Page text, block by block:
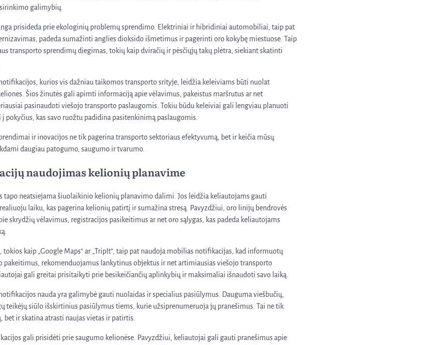
galimybių.
prisideda prie ekologinių problemų sprendimo. Elektriniai ir hibridiniai automobiliai, taip pat
padeda sumažinti anglies dioksido išmetimus ir pagerinti oro kokybę miestuose. Taip
transporto sprendimų diegimas, tokių kaip dviračių ir pėsčiųjų takų plėtra, siekiant skatinti
kurios vis dažniau taikomos transporto srityje, leidžia keleiviams būti nuolat
Šios žinutės gali apimti informaciją apie vėlavimus, pakeistus maršrutus ar net
pasinaudoti viešojo transporto paslaugomis. Tokiu būdu keleiviai gali lengviau planuoti
pokyčius, kas savo ruožtu padidina pasitenkinimą paslaugomis.
ir inovacijos ne tik pagerina transporto sektoriaus efektyvumą, bet ir keičia mūsų
daugiau patogumo, saugumo ir tvarumo.
naudojimas kelionių planavime
neatsiejama šiuolaikinio kelionių planavimo dalimi. Jos leidžia keliautojams gauti
laiku, kas pagerina kelionių patirtį ir sumažina stresą. Pavyzdžiui, oro linijų bendrovės
skrydžių vėlavimus, registracijos pasikeitimus ar net oro sąlygas, kas padeda keliautojams
tokios kaip „Google Maps“ ar „TripIt“, taip pat naudoja mobilias notifikacijas, kad informuotų
pakeitimus, rekomenduojamus lankytinus objektus ir net artimiausias viešojo transporto
gali greitai prisitaikyti prie besikeičiančių aplinkybių ir maksimaliai išnaudoti savo laiką.
nauda yra galimybė gauti nuolaidas ir specialius pasiūlymus. Dauguma viešbučių,
teikėjų siūlo išskirtinius pasiūlymus tiems, kurie užsiprenumeruoja jų pranešimus. Tai ne tik
bet ir skatina atrasti naujas vietas ir patirtis.
gali prisidėti prie saugumo kelionėse. Pavyzdžiui, keliautojai gali gauti pranešimus apie